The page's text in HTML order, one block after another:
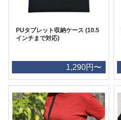
PUタブレット収納ケース (10.5
インチまで対応)
1,290円〜